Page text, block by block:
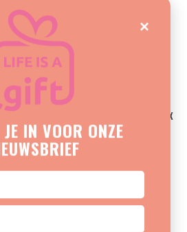
JENS LIVING RETRO KOELBOX
TAUPE
×
IN VOOR ONZE